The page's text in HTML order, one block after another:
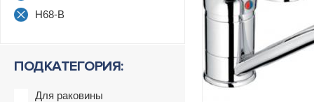
H68-B
ПОДКАТЕГОРИЯ:
Для раковины